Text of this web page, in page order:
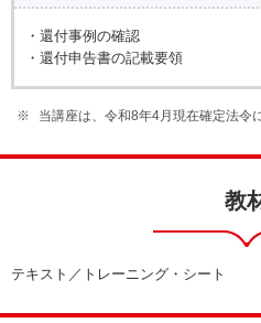
・還付事例の確認
・還付申告書の記載要領
当講座は、令和8年4月現在確定法令
教
テキスト／トレーニング・シート